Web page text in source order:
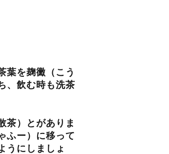
葉を麹黴（こう
、飲む時も洗茶
茶）とがありま
ふー）に移って
うにしましょ